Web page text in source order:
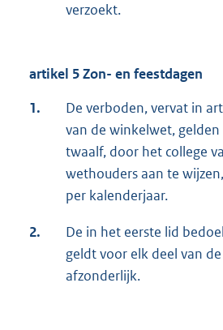
verzoekt.
artikel 5 Zon- en feestdagen
1.
De verboden, vervat in
van de winkelwet,
twaalf, door het college
wethouders aan te
per kalenderjaar.
2.
De in het eerste lid
geldt voor elk deel van
afzonderlijk.